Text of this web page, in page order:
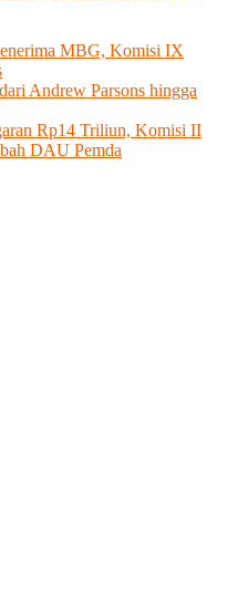
MBG, Komisi IX
Andrew Parsons hingga
Rp14 Triliun, Komisi II
DAU Pemda